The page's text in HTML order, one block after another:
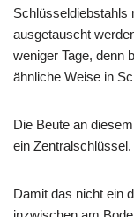
Schlüsseldiebstahls
ausgetauscht
weniger Tage, denn
ähnliche Weise in
Die Beute an
ein
Damit das nicht ein